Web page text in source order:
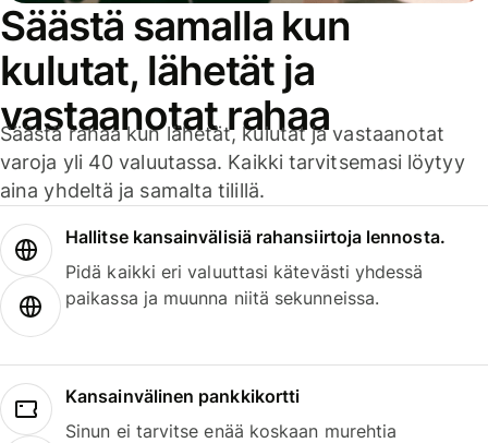
Säästä samalla kun
kulutat, lähetät ja
vastaanotat rahaa
Säästä rahaa kun lähetät, kulutat ja vastaanotat
varoja yli 40 valuutassa. Kaikki tarvitsemasi löytyy
aina yhdeltä ja samalta tilillä.
Hallitse kansainvälisiä rahansiirtoja lennosta.
Pidä kaikki eri valuuttasi kätevästi yhdessä
paikassa ja muunna niitä sekunneissa.
Kansainvälinen pankkikortti
Sinun ei tarvitse enää koskaan murehtia